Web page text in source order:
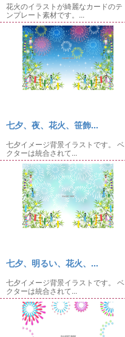
花火のイラストが綺麗なカードのテ
ンプレート素材です。...
七夕、夜、花火、笹飾...
七夕イメージ背景イラストです。 ベ
クターは統合されて...
七夕、明るい、花火、...
七夕イメージ背景イラストです。 ベ
クターは統合されて...